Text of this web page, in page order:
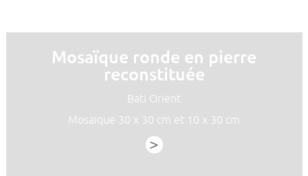
Mosaïque ronde en pierre
reconstituée
Bati Orient
Mosaïque 30 x 30 cm et 10 x 30 cm
>